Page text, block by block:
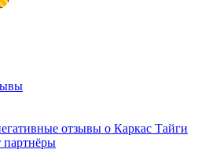
отзывы о Каркас Тайги
партнёры